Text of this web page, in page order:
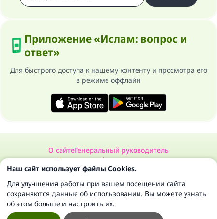
Приложение «Ислам: вопрос и
ответ»
Для быстрого доступа к нашему контенту и просмотра его
в режиме оффлайн
О сайтеГенеральный руководитель
Политика конфиденциальности
Сайт «Ислам: вопрос и ответ». Все права защищены 1997-2025 ©
Наш сайт использует файлы Cookies.
Для улучшения работы при вашем посещении сайта
сохраняются данные об использовании. Вы можете узнать
об этом больше и настроить их.